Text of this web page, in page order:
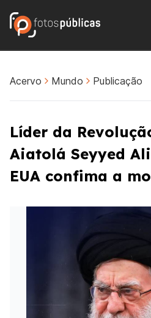
Acervo Mundo Publicação
Líder da
Aiatolá Seyyed
EUA confima a